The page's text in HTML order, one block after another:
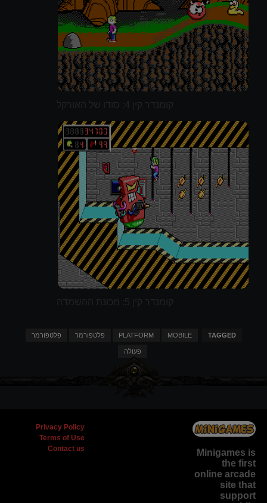
TAGGED
MOBILE
PLATFORM פלטפורמר פלטפורמר
פעולה
Minigames is
the first
online arcade
site that
support
Privacy Policy
Terms of Use
Contact us